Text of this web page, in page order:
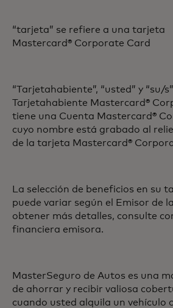
“tarjeta” se refiere a una tarjeta
Mastercard® Corporate Card
“Tarjetahabiente”, “usted” y “su/
Tarjetahabiente Mastercard®
tiene una Cuenta Mastercard®
cuyo nombre está grabado al
de la tarjeta Mastercard®
La selección de beneficios en su
puede variar según el Emisor de
obtener más detalles, consulte
financiera emisora.
MasterSeguro de Autos es una
de ahorrar y recibir valiosa
cuando usted alquila un vehículo